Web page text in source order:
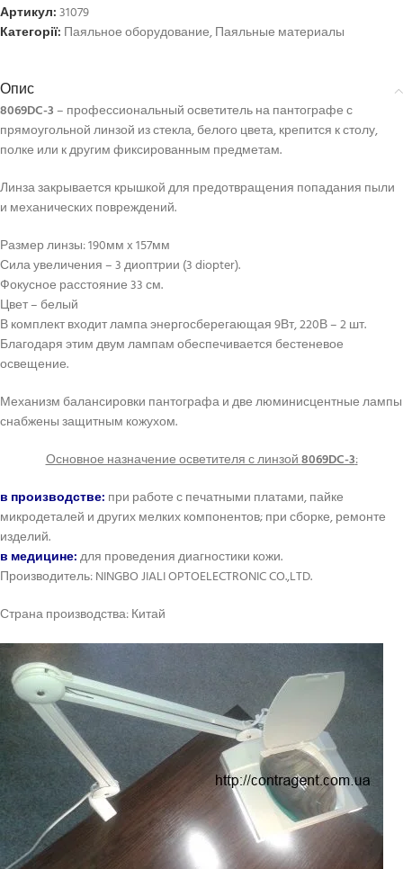
Артикул:31079
Категорії: Паяльное оборудование,Паяльные материалы
Опис
8069DC-3– профессиональный осветитель на пантографе с
прямоугольной линзой из стекла, белого цвета, крепится к столу,
полке или к другим фиксированным предметам.
Линза закрывается крышкой для предотвращения попадания пыли
и механических повреждений.
Размер линзы: 190мм x 157мм
Сила увеличения – 3 диоптрии (3 diopter).
Фокусное расстояние 33 см.
Цвет – белый
В комплект входит лампа энергосберегающая 9Вт, 220В – 2 шт.
Благодаря этим двум лампам обеспечивается бестеневое
освещение.
Механизм балансировки пантографа и две люминисцентные лампы
снабжены защитным кожухом.
Основное назначение осветителя с линзой8069DC-3:
в производстве: при работе с печатными платами, пайке
микродеталей и других мелких компонентов; при сборке, ремонте
изделий.
в медицине:для проведения диагностики кожи.
Производитель: NINGBO JIALI OPTOELECTRONIC CO.,LTD.
Страна производства: Китай